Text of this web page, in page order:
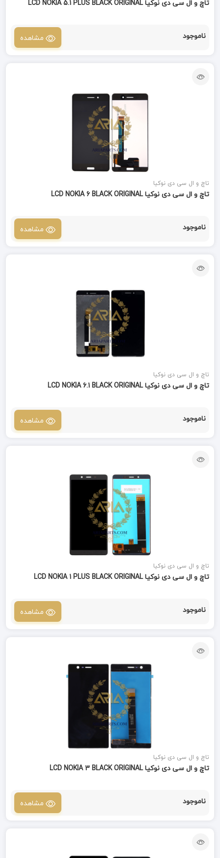
تاچ و ال سی دی نوکیا LCD NOKIA 5.1 PLUS BLACK ORIGINAL
ناموجود مشاهده
تاچ و ال سی دی نوکیا
تاچ و ال سی دی نوکیا LCD NOKIA 6 BLACK ORIGINAL
ناموجود مشاهده
تاچ و ال سی دی نوکیا
تاچ و ال سی دی نوکیا LCD NOKIA 6.1 BLACK ORIGINAL
ناموجود مشاهده
تاچ و ال سی دی نوکیا
تاچ و ال سی دی نوکیا LCD NOKIA 1 PLUS BLACK ORIGINAL
ناموجود مشاهده
تاچ و ال سی دی نوکیا
تاچ و ال سی دی نوکیا LCD NOKIA 3 BLACK ORIGINAL
ناموجود مشاهده